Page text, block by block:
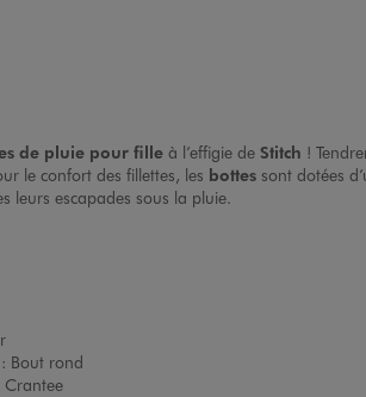
de pluie pour fille à l’effigie de Stitch !
le confort des fillettes, les bottes sont dotées
leurs escapades sous la pluie.
Bout rond
Crantee